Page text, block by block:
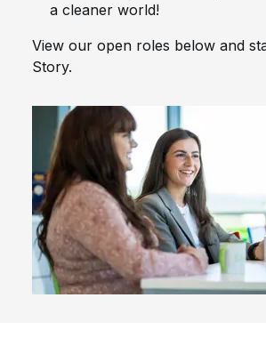
a cleaner world!
View our open roles below and
Story.